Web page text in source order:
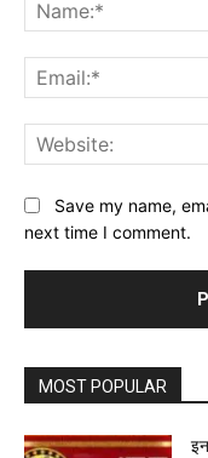
Save my name,
next time I comment.
MOST POPULAR